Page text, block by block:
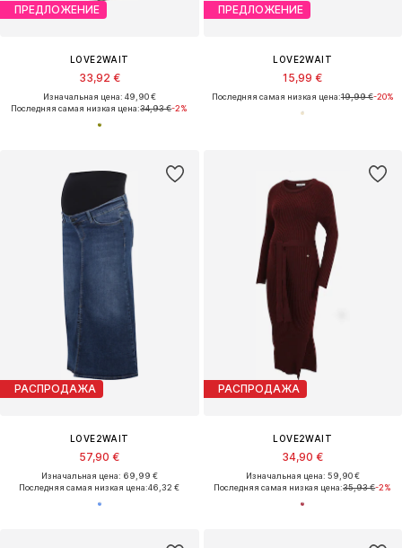
ПРЕДЛОЖЕНИЕ
LOVE2WAIT
33,92 €
Изначальная цена: 49,90 €
Последняя самая низкая цена:34,93 €-2%
ПРЕДЛОЖЕНИЕ
LOVE2WAIT
15,99 €
Последняя самая низкая цена:19,99 €-20%
РАСПРОДАЖА
LOVE2WAIT
57,90 €
Изначальная цена: 69,99 €
Последняя самая низкая цена:46,32 €
РАСПРОДАЖА
LOVE2WAIT
34,90 €
Изначальная цена: 59,90 €
Последняя самая низкая цена:35,93 €-2%